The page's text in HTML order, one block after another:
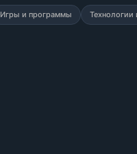
Игры и программы Технологии